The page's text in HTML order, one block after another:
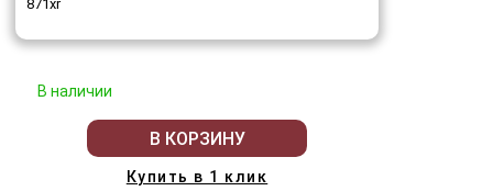
871xr
В наличии
В КОРЗИНУ
Купить в 1 клик